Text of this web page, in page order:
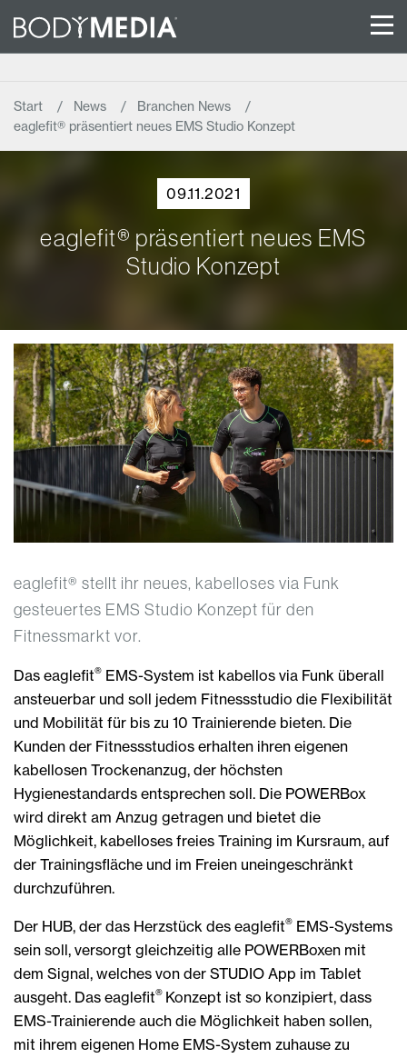
Start News
Branchen News
eaglefit® präsentiert neues EMS Studio Konzept
09.11.2021
eaglefit® präsentiert neues EMS
Studio Konzept
eaglefit® stellt ihr neues, kabelloses via Funk
gesteuertes EMS Studio Konzept für den
Fitnessmarkt vor.
Das eaglefit® EMS-System ist kabellos via Funk überall
ansteuerbar und soll jedem Fitnessstudio die Flexibilität
und Mobilität für bis zu 10 Trainierende bieten. Die
Kunden der Fitnessstudios erhalten ihren eigenen
kabellosen Trockenanzug, der höchsten
Hygienestandards entsprechen soll. Die POWERBox
wird direkt am Anzug getragen und bietet die
Möglichkeit, kabelloses freies Training im Kursraum, auf
der Trainingsfläche und im Freien uneingeschränkt
durchzuführen.
Der HUB, der das Herzstück des eaglefit® EMS-Systems
sein soll, versorgt gleichzeitig alle POWERBoxen mit
dem Signal, welches von der STUDIO App im Tablet
ausgeht. Das eaglefit® Konzept ist so konzipiert, dass
EMS-Trainierende auch die Möglichkeit haben sollen,
mit ihrem eigenen Home EMS-System zuhause zu